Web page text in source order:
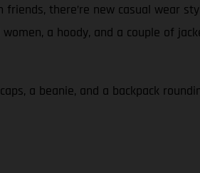
there’re new casual wear
a hoody, and a couple of
a beanie, and a backpack